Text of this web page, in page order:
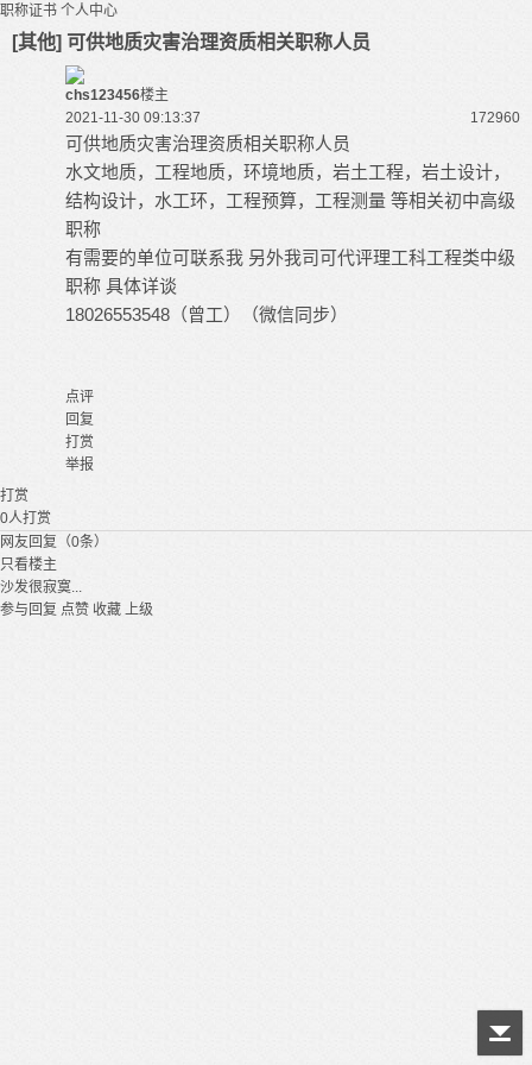
职称证书 个人中心
[其他] 可供地质灾害治理资质相关职称人员
chs123456楼主
2021-11-30 09:13:37
172960
可供地质灾害治理资质相关职称人员
水文地质，工程地质，环境地质，岩土工程，岩土设计，
结构设计，水工环，工程预算，工程测量 等相关初中高级
职称
有需要的单位可联系我 另外我司可代评理工科工程类中级
职称 具体详谈
18026553548（曾工）（微信同步）
点评
回复
打赏
举报
打赏
0人打赏
网友回复（0条）
只看楼主
沙发很寂寞...
参与回复 点赞 收藏 上级